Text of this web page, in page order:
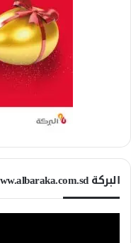
البركة www.albaraka.com.sd